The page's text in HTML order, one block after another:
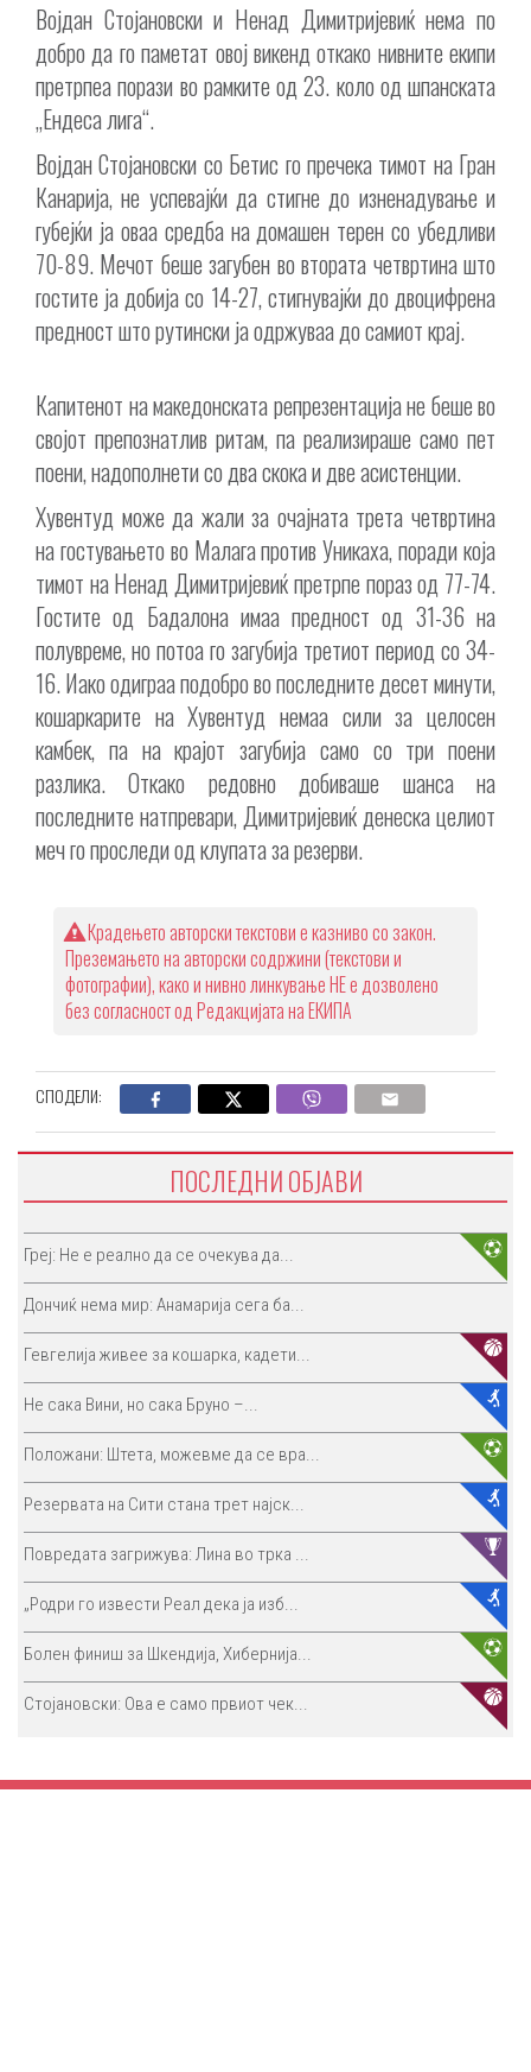
Војдан Стојановски и Ненад Димитријевиќ нема по
добро да го паметат овој викенд откако нивните екипи
претрпеа порази во рамките од 23. коло од шпанската
„Ендеса лига“.
Војдан Стојановски со Бетис го пречека тимот на Гран
Канарија, не успевајќи да стигне до изненадување и
губејќи ја оваа средба на домашен терен со убедливи
70-89. Мечот беше загубен во втората четвртина што
гостите ја добија со 14-27, стигнувајќи до двоцифрена
предност што рутински ја одржуваа до самиот крај.
Капитенот на македонската репрезентација не беше во
својот препознатлив ритам, па реализираше само пет
поени, надополнети со два скока и две асистенции.
Хувентуд може да жали за очајната трета четвртина
на гостувањето во Малага против Уникаха, поради која
тимот на Ненад Димитријевиќ претрпе пораз од 77-74.
Гостите од Бадалона имаа предност од 31-36 на
полувреме, но потоа го загубија третиот период со 34-
16. Иако одиграа подобро во последните десет минути,
кошаркарите на Хувентуд немаа сили за целосен
камбек, па на крајот загубија само со три поени
разлика. Откако редовно добиваше шанса на
последните натпревари, Димитријевиќ денеска целиот
меч го проследи од клупата за резерви.
Крадењето авторски текстови е казниво со закон.
Преземањето на авторски содржини (текстови и
фотографии), како и нивно линкување НЕ е дозволено
без согласност од Редакцијата на ЕКИПА
СПОДЕЛИ:
ПОСЛЕДНИ ОБЈАВИ
Греј: Не е реално да се очекува да...
Дончиќ нема мир: Анамарија сега ба...
Гевгелија живее за кошарка, кадети...
Не сака Вини, но сака Бруно –...
Положани: Штета, можевме да се вра...
Резервата на Сити стана трет најск...
Повредата загрижува: Лина во трка ...
„Родри го извести Реал дека ја изб...
Болен финиш за Шкендија, Хибернија...
Стојановски: Ова е само првиот чек...